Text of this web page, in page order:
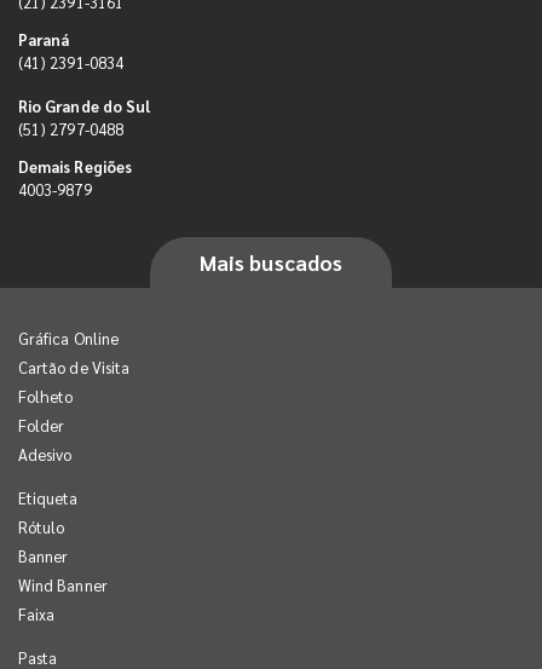
Paraná
(41) 2391-0834
Rio Grande do Sul
(51) 2797-0488
Demais Regiões
4003-9879
Mais buscados
Gráfica Online
Cartão de Visita
Folheto
Folder
Adesivo
Etiqueta
Rótulo
Banner
Wind Banner
Faixa
Pasta